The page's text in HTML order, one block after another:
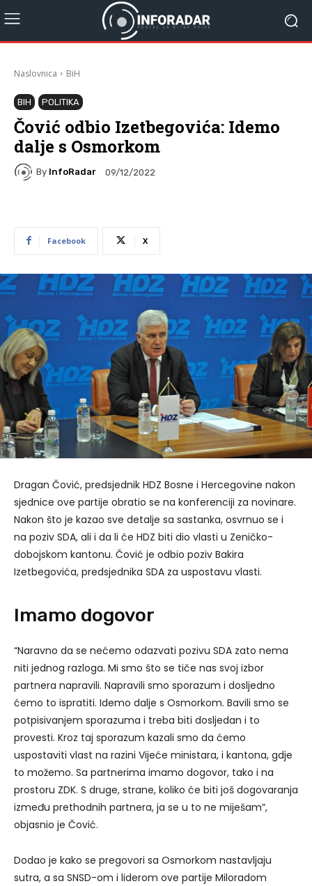
Naslovnica BiH
BIH POLITIKA
Čović odbio Izetbegovića: Idemo
dalje s Osmorkom
By InfoRadar 09/12/2022
Facebook X
Dragan Čović, predsjednik HDZ Bosne i Hercegovine nakon
sjednice ove partije obratio se na konferenciji za novinare.
Nakon što je kazao sve detalje sa sastanka, osvrnuo se i
na poziv SDA, ali i da li će HDZ biti dio vlasti u Zeničko-
dobojskom kantonu. Čović je odbio poziv Bakira
Izetbegovića, predsjednika SDA za uspostavu vlasti.
Imamo dogovor
“Naravno da se nećemo odazvati pozivu SDA zato nema
niti jednog razloga. Mi smo što se tiče nas svoj izbor
partnera napravili. Napravili smo sporazum i dosljedno
ćemo to ispratiti. Idemo dalje s Osmorkom. Bavili smo se
potpisivanjem sporazuma i treba biti dosljedan i to
provesti. Kroz taj sporazum kazali smo da ćemo
uspostaviti vlast na razini Vijeće ministara, i kantona, gdje
to možemo. Sa partnerima imamo dogovor, tako i na
prostoru ZDK. S druge, strane, koliko će biti još dogovaranja
između prethodnih partnera, ja se u to ne miješam”,
objasnio je Čović.
Dodao je kako se pregovori sa Osmorkom nastavljaju
sutra, a sa SNSD-om i liderom ove partije Miloradom